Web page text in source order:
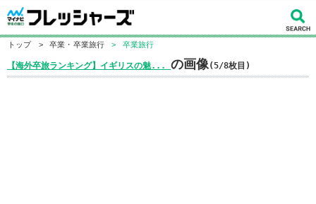
トップ > 卒業・卒業旅行 > 卒業旅行
【海外卒旅ランキング】イギリスの魅... の画像(5/8枚目)